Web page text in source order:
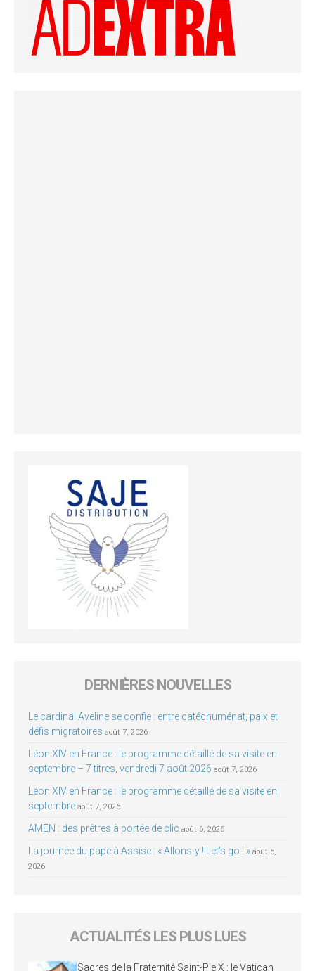
DERNIÈRES NOUVELLES
Le cardinal Aveline se confie : entre catéchuménat, paix et
défis migratoires août 7, 2026
Léon XIV en France : le programme détaillé de sa visite en
septembre – 7 titres, vendredi 7 août 2026 août 7, 2026
Léon XIV en France : le programme détaillé de sa visite en
septembre août 7, 2026
AMEN : des prêtres à portée de clic août 6, 2026
La journée du pape à Assise : « Allons-y ! Let’s go ! » août 6,
2026
ACTUALITÉS LES PLUS LUES
Sacres de la Fraternité Saint-Pie X : le Vatican